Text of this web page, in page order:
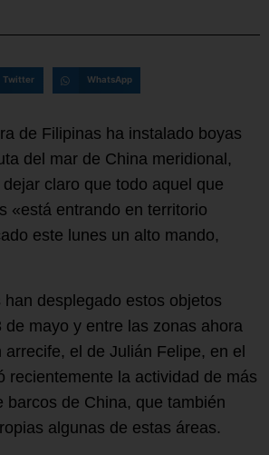
Twitter WhatsApp
de Filipinas ha instalado boyas
del mar de China meridional,
claro que todo aquel que
«está entrando en territorio
este lunes un alto mando,
desplegado estos objetos
de mayo y entre las zonas ahora
arrecife, el de Julián Felipe, en el
recientemente la actividad de más
barcos de China, que también
algunas de estas áreas.